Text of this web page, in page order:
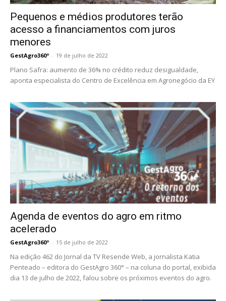
Pequenos e médios produtores terão
acesso a financiamentos com juros
menores
GestAgro360º - 19 de julho de 2022
Plano Safra: aumento de 36% no crédito reduz desigualdade,
aponta especialista do Centro de Excelência em Agronegócio da EY
Agenda de eventos do agro em ritmo
acelerado
GestAgro360º - 15 de julho de 2022
Na edição 462 do Jornal da TV Resende Web, a jornalista Katia
Penteado – editora do GestAgro 360° – na coluna do portal, exibida
dia 13 de julho de 2022, falou sobre os próximos eventos do agro.